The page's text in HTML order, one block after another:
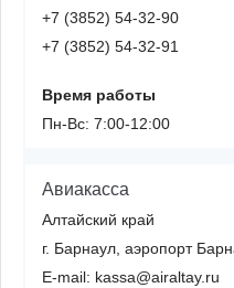
+7 (3852) 54-32-90
+7 (3852) 54-32-91
Время работы
Пн-Вс: 7:00-12:00
Авиакасса
Алтайский край
г. Барнаул, аэропорт
E-mail: kassa@airaltay.ru